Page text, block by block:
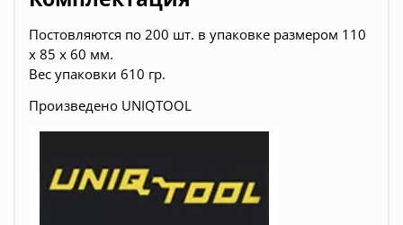
Постовляются по 200 шт. в упаковке размером 110
х 85 х 60 мм.
Вес упаковки 610 гр.
Произведено UNIQTOOL